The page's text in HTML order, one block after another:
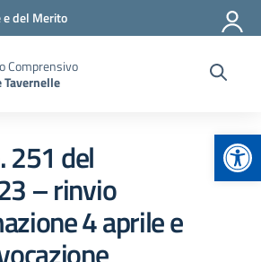
del Merito
Comprensivo
Tavernelle
251 del
– rinvio
4 aprile e